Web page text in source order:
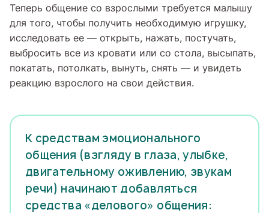
Теперь общение со взрослыми требуется малышу
для того, чтобы получить необходимую игрушку,
исследовать ее — открыть, нажать, постучать,
выбросить все из кровати или со стола, высыпать,
покатать, потолкать, вынуть, снять — и увидеть
реакцию взрослого на свои действия.
К средствам эмоционального
общения (взгляду в глаза, улыбке,
двигательному оживлению, звукам
речи) начинают добавляться
средства «делового» общения: